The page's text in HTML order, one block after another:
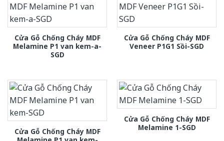
Cửa Gỗ Chống Cháy MDF
Melamine P1 van kem-a-
SGD
Cửa Gỗ Chống Cháy MDF
Veneer P1G1 Sồi-SGD
Cửa Gỗ Chống Cháy MDF
Cửa Gỗ Chống Cháy MDF
Melamine 1-SGD